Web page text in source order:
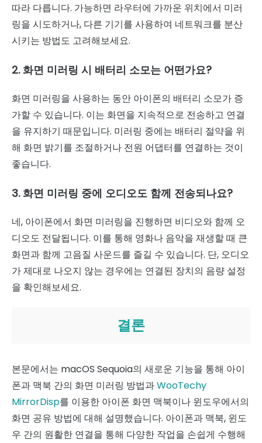
따라 다릅니다. 가능하면 라우터에 가까운 위치에서 미러
링을 시도하거나, 다른 기기를 사용하여 네트워크를 분산
시키는 방법도 고려해보세요.
2. 화면 미러링 시 배터리 소모는 어떤가요?
화면 미러링을 사용하는 동안 아이폰의 배터리 소모가 증
가할 수 있습니다. 이는 화면을 지속적으로 전송하고 연결
을 유지하기 때문입니다. 미러링 중에는 배터리 절약을 위
해 화면 밝기를 조절하거나 전원 어댑터를 연결하는 것이
좋습니다.
3. 화면 미러링 중에 오디오도 함께 전송되나요?
네, 아이폰에서 화면 미러링을 진행하면 비디오와 함께 오
디오도 전달됩니다. 이를 통해 영화나 음악을 재생할 때 큰
화면과 함께 고음질 사운드를 즐길 수 있습니다. 단, 오디오
가 제대로 나오지 않는 경우에는 연결된 장치의 음량 설정
을 확인해보세요.
결론
본문에서는 macOS Sequoia의 새로운 기능을 통해 아이
폰과 맥북 간의 화면 미러링 방법과WooTechy
MirrorDisp를 이용한 아이폰 화면 맥북이나 윈도우에서의
화면 공유 방법에 대해 설명했습니다. 아이폰과 맥북, 윈도
우 간의 원활한 연결을 통해 다양한 작업을 손쉽게 수행해